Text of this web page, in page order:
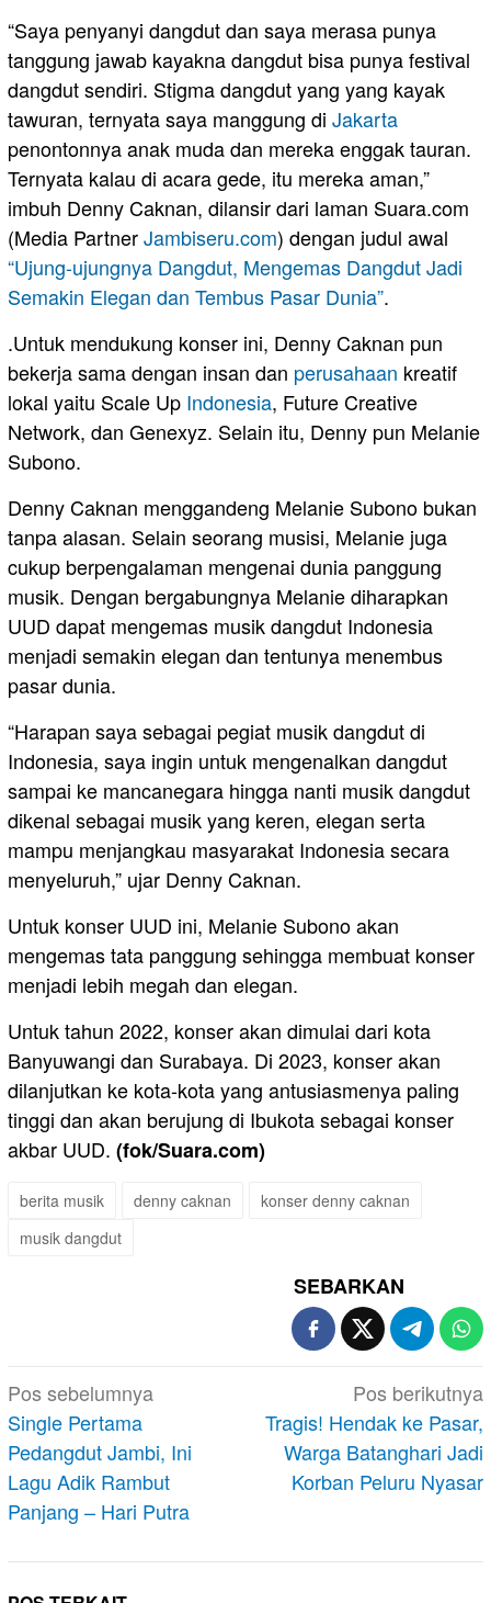
“Saya penyanyi dangdut dan saya merasa punya
tanggung jawab kayakna dangdut bisa punya festival
dangdut sendiri. Stigma dangdut yang yang kayak
tawuran, ternyata saya manggung di Jakarta
penontonnya anak muda dan mereka enggak tauran.
Ternyata kalau di acara gede, itu mereka aman,”
imbuh Denny Caknan, dilansir dari laman Suara.com
(Media PartnerJambiseru.com) dengan judul awal
“Ujung-ujungnya Dangdut, Mengemas Dangdut Jadi
Semakin Elegan dan Tembus Pasar Dunia”.
.Untuk mendukung konser ini, Denny Caknan pun
bekerja sama dengan insan dan perusahaan kreatif
lokal yaitu Scale Up Indonesia, Future Creative
Network, dan Genexyz. Selain itu, Denny pun Melanie
Subono.
Denny Caknan menggandeng Melanie Subono bukan
tanpa alasan. Selain seorang musisi, Melanie juga
cukup berpengalaman mengenai dunia panggung
musik. Dengan bergabungnya Melanie diharapkan
UUD dapat mengemas musik dangdut Indonesia
menjadi semakin elegan dan tentunya menembus
pasar dunia.
“Harapan saya sebagai pegiat musik dangdut di
Indonesia, saya ingin untuk mengenalkan dangdut
sampai ke mancanegara hingga nanti musik dangdut
dikenal sebagai musik yang keren, elegan serta
mampu menjangkau masyarakat Indonesia secara
menyeluruh,” ujar Denny Caknan.
Untuk konser UUD ini, Melanie Subono akan
mengemas tata panggung sehingga membuat konser
menjadi lebih megah dan elegan.
Untuk tahun 2022, konser akan dimulai dari kota
Banyuwangi dan Surabaya. Di 2023, konser akan
dilanjutkan ke kota-kota yang antusiasmenya paling
tinggi dan akan berujung di Ibukota sebagai konser
akbar UUD. (fok/Suara.com)
berita musik denny caknan
konser denny caknan
musik dangdut
SEBARKAN
Navigasi
pos
Pos sebelumnya
Single Pertama
Pedangdut Jambi, Ini
Lagu Adik Rambut
Panjang – Hari Putra
Pos berikutnya
Tragis! Hendak ke Pasar,
Warga Batanghari Jadi
Korban Peluru Nyasar